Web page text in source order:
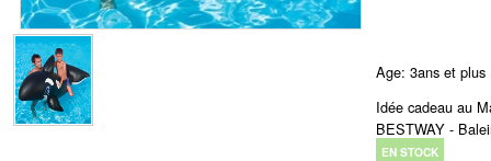
Age: 3ans et plus
Idée cadeau au
BESTWAY -
EN STOCK